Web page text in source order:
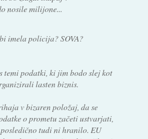
nosile milijone...
imela policija? SOVA?
temi podatki, ki jim bodo slej kot
lasten biznis.
v bizaren položaj, da se
o prometu začeti ustvarjati,
tudi ni hranilo. EU